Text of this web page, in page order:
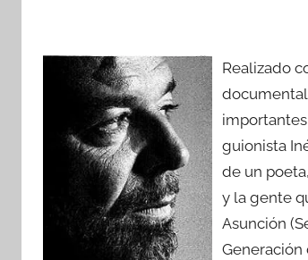
Realizado
guionista
de un
y la gente
Asunción
Generación